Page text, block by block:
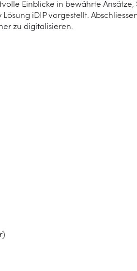
Einblicke in bewährte Ansätze,
iDIP vorgestellt.
zu digitalisieren.